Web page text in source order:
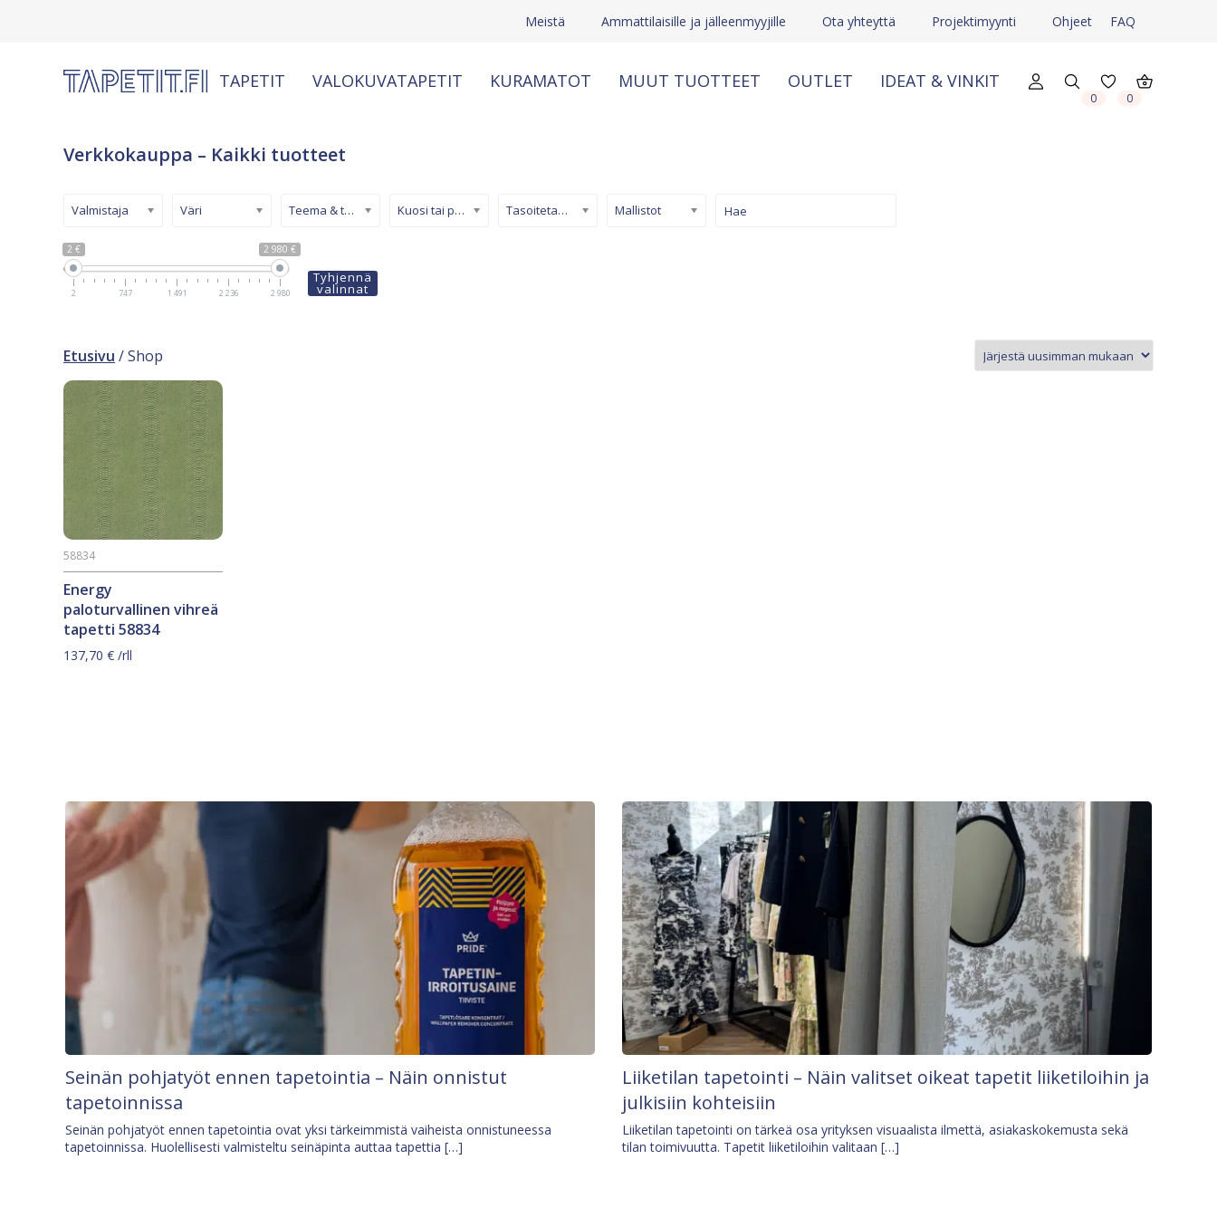
Meistä Ammattilaisille ja jälleenmyyjille Ota yhteyttä Projektimyynti Ohjeet FAQ
TAPETIT VALOKUVATAPETIT KURAMATOT MUUT TUOTTEET OUTLET IDEAT & VINKIT
0 0
Verkkokauppa – Kaikki tuotteet
2 € 2 980 €
2 747 1 491 2 236 2 980
Valmistaja Väri Teema & tyyli Kuosi tai pinta Tasoitetapetti Mallistot
Tyhjennä
valinnat
Etusivu / Shop
Energy
paloturvallinen vihreä
tapetti 58834
58834
137,70 € /rll
Seinän pohjatyöt ennen tapetointia – Näin onnistut
tapetoinnissa
Seinän pohjatyöt ennen tapetointia ovat yksi tärkeimmistä vaiheista onnistuneessa
tapetoinnissa. Huolellisesti valmisteltu seinäpinta auttaa tapettia […]
Liiketilan tapetointi – Näin valitset oikeat tapetit liiketiloihin ja
julkisiin kohteisiin
Liiketilan tapetointi on tärkeä osa yrityksen visuaalista ilmettä, asiakaskokemusta sekä
tilan toimivuutta. Tapetit liiketiloihin valitaan […]